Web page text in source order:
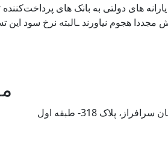
های دولتی به بانک های
هجوم نیاورند ـالبته نرخ سود
پلاک 318- طبقه اول